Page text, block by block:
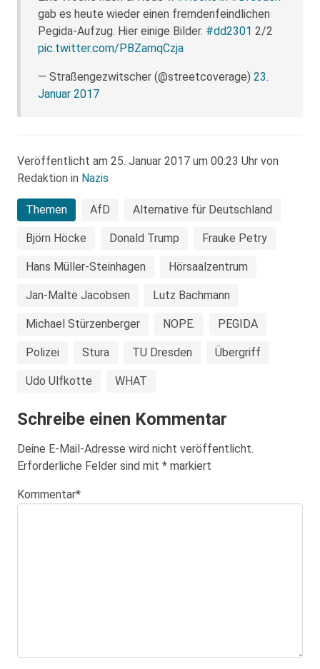
gab es heute wieder einen fremdenfeindlichen
Pegida-Aufzug. Hier einige Bilder. #dd2301 2/2
pic.twitter.com/PBZamqCzja
— Straßengezwitscher (@streetcoverage) 23.
Januar 2017
Veröffentlicht am 25. Januar 2017 um 00:23 Uhr von
Redaktion in Nazis
Themen AfD Alternative für Deutschland
Björn Höcke Donald Trump Frauke Petry
Hans Müller-Steinhagen Hörsaalzentrum
Jan-Malte Jacobsen Lutz Bachmann
Michael Stürzenberger NOPE. PEGIDA
Polizei Stura TU Dresden Übergriff
Udo Ulfkotte WHAT
Schreibe einen Kommentar
Deine E-Mail-Adresse wird nicht veröffentlicht.
Erforderliche Felder sind mit * markiert
Kommentar*